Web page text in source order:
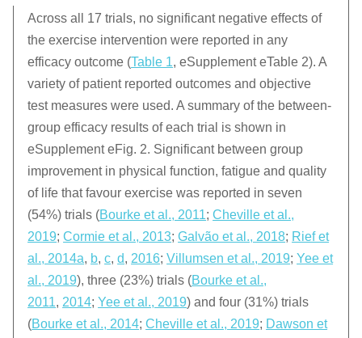
Across all 17 trials, no significant negative effects of
the exercise intervention were reported in any
efficacy outcome (Table 1, eSupplement eTable 2). A
variety of patient reported outcomes and objective
test measures were used. A summary of the between-
group efficacy results of each trial is shown in
eSupplement eFig. 2. Significant between group
improvement in physical function, fatigue and quality
of life that favour exercise was reported in seven
(54%) trials (Bourke et al., 2011;Cheville et al.,
2019;Cormie et al., 2013;Galvão et al., 2018; Rief et
al., 2014a, b,c,d, 2016;Villumsen et al., 2019;Yee et
al., 2019), three (23%) trials (Bourke et al.,
2011, 2014;Yee et al., 2019) and four (31%) trials
(Bourke et al., 2014;Cheville et al., 2019; Dawson et